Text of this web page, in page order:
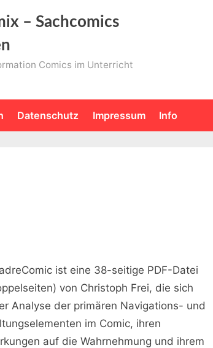
– Sachcomics
Comics im Unterricht
Datenschutz Impressum Info
ist eine 38-seitige PDF-Datei
von Christoph Frei, die sich
Analyse der primären Navigations- und
im Comic, ihren
auf die Wahrnehmung und ihrem